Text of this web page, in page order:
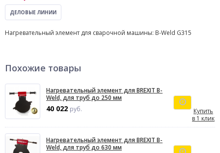
ДЕЛОВЫЕ ЛИНИИ
Нагревательный элемент для сварочной машины: B-Weld G315
Похожие товары
Нагревательный элемент для BREXIT B-
Weld, для труб до 250 мм
40 022 руб.
Купить
в 1 клик
Нагревательный элемент для BREXIT B-
Weld, для труб до 630 мм